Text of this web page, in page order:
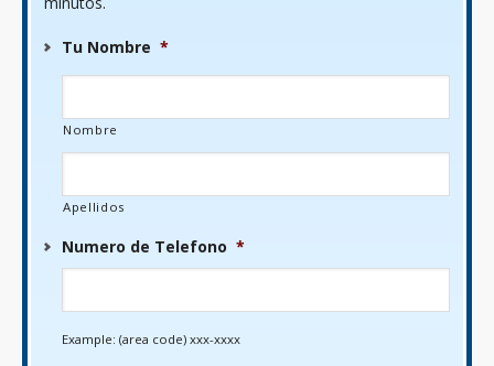
Tu Nombre *
Nombre
Apellidos
Numero de Telefono *
Example: (area code) xxx-xxxx